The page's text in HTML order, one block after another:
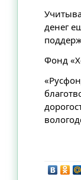
денег
Фонд